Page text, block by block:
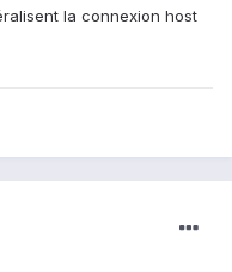
la connexion host